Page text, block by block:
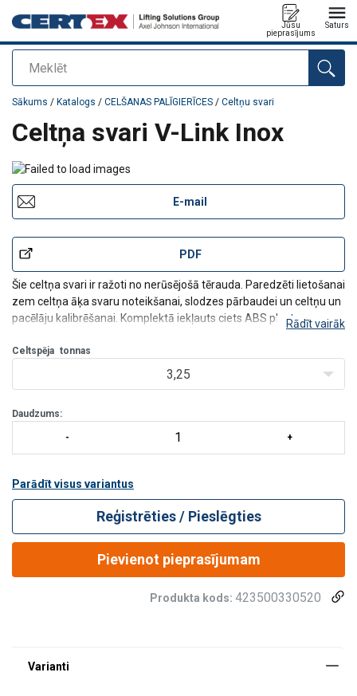
Meklēt
Jūsu
pieprasījums
Saturs
Pievienots jūsu pasūtījumam
Sākums / Katalogs / CELŠANAS PALĪGIERĪCES / Celtņu svari
Celtņa svari V-Link Inox
E-mail
PDF
Šie celtņa svari ir ražoti no nerūsējošā tērauda. Paredzēti lietošanai
zem celtņa āķa svaru noteikšanai, slodzes pārbaudei un celtņu un
pacēlāju kalibrēšanai. Komplektā iekļauts ciets ABS plastmasas
Svari aprīkoti ar Bluetooth savienojumu, kas nodrošina gan tālas,
Rādīt vairāk
Celtspēja tonnas
3,25
Daudzums:
Parādīt visus variantus
Reģistrēties / Pieslēgties
Pievienot pieprasījumam
Produkta kods: 423500330520